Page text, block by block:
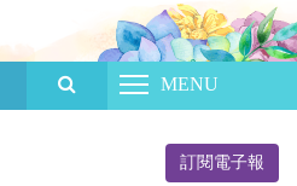
MENU
訂閱電子報